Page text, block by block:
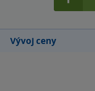
Vývoj ceny